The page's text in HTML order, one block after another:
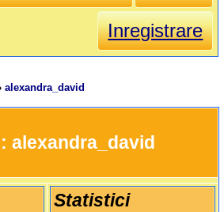
Inregistrare
alexandra_david
alexandra_david
Statistici